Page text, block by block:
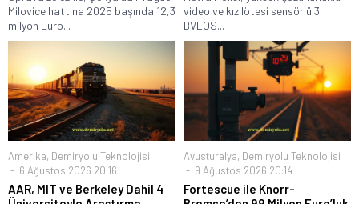
Milovice hattına 2025 başında 12,3
milyon Euro...
video ve kızılötesi sensörlü 3
BVLOS...
Amerika, Demiryolu Teknolojisi
6 Ağustos 2026 20:16
AAR, MIT ve Berkeley Dahil 4
Avusturalya, Demiryolu Teknolojisi
9 Ağustos 2026 20:14
Fortescue ile Knorr-